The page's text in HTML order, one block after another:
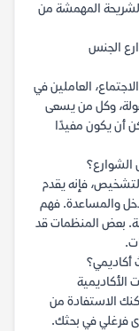
المهمشة من
الجنس
العاملين في
وكل من يسعى
أن يكون مفيدًا
الشوارع؟
فإنه يقدم
والمساعدة. فهم
بعض المنظمات قد
أكاديمي؟
الأكاديمية
الاستفادة من
فرغلي في بحثك.